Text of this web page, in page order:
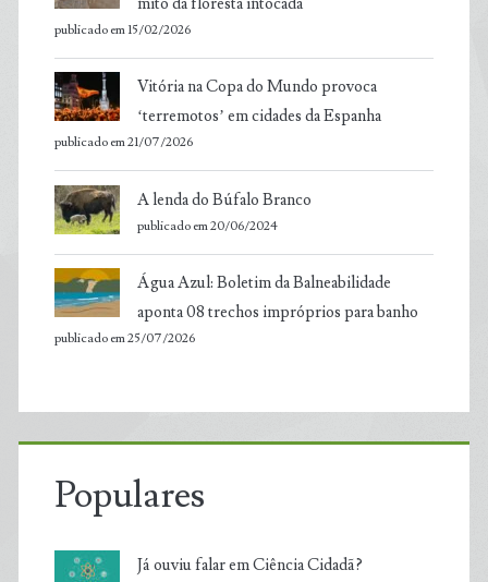
publicado em 15/02/2026
Vitória na Copa do Mundo provoca
‘terremotos’ em cidades da Espanha
publicado em 21/07/2026
A lenda do Búfalo Branco
publicado em 20/06/2024
Água Azul: Boletim da Balneabilidade
aponta 08 trechos impróprios para banho
publicado em 25/07/2026
Populares
Já ouviu falar em Ciência Cidadã?